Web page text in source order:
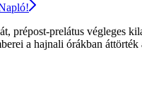
prépost-prelátus végleges
a hajnali órákban